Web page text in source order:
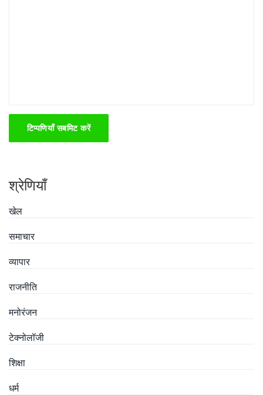
टिप्पणियाँ सबमिट करें
श्रेणियाँ
खेल
समाचार
व्यापार
राजनीति
मनोरंजन
टेक्नोलॉजी
शिक्षा
धर्म